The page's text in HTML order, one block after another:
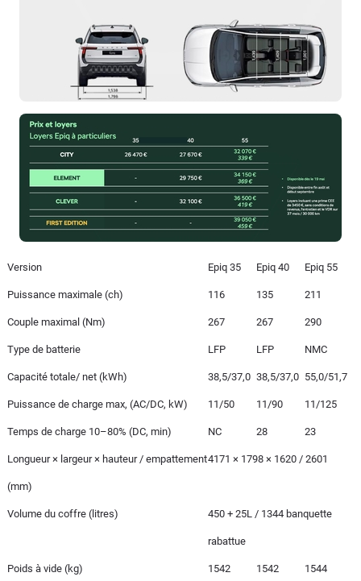
Version Epiq 35 Epiq 40 Epiq 55
Puissance maximale (ch) 116 135 211
Couple maximal (Nm) 267 267 290
Type de batterie LFP LFP NMC
Capacité totale/ net (kWh) 38,5/37,0 38,5/37,0 55,0/51,7
Puissance de charge max, (AC/DC, kW) 11/50 11/90 11/125
Temps de charge 10–80% (DC, min) NC 28 23
Longueur × largeur × hauteur / empattement
(mm)
4171 × 1798 × 1620 / 2601
Volume du coffre (litres) 450 + 25L / 1344 banquette
rabattue
Poids à vide (kg) 1542 1542 1544